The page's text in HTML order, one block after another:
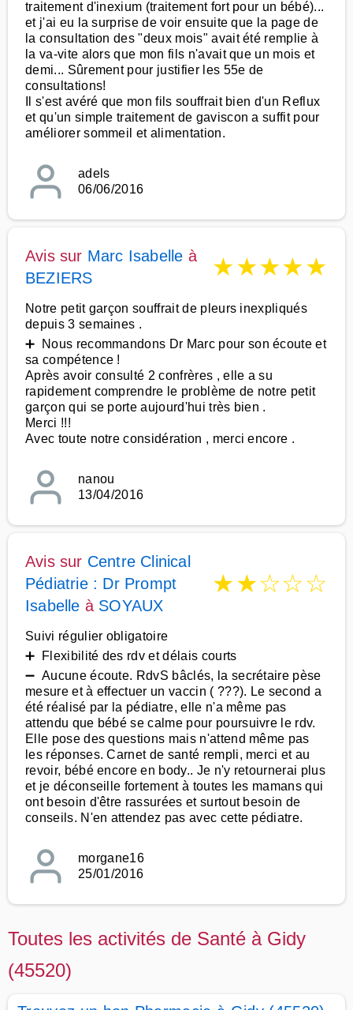
traitement d'inexium (traitement fort pour un bébé)...
et j'ai eu la surprise de voir ensuite que la page de
la consultation des "deux mois" avait été remplie à
la va-vite alors que mon fils n'avait que un mois et
demi... Sûrement pour justifier les 55e de
consultations!
Il s'est avéré que mon fils souffrait bien d'un Reflux
et qu'un simple traitement de gaviscon a suffit pour
améliorer sommeil et alimentation.
adels
06/06/2016
Avis sur Marc Isabelle à
BEZIERS
★★★★★
Notre petit garçon souffrait de pleurs inexpliqués
depuis 3 semaines .
➕ Nous recommandons Dr Marc pour son écoute et
sa compétence !
Après avoir consulté 2 confrères , elle a su
rapidement comprendre le problème de notre petit
garçon qui se porte aujourd'hui très bien .
Merci !!!
Avec toute notre considération , merci encore .
nanou
13/04/2016
Avis sur Centre Clinical
Pédiatrie : Dr Prompt
Isabelle à SOYAUX
★★☆☆☆
Suivi régulier obligatoire
➕ Flexibilité des rdv et délais courts
➖ Aucune écoute. RdvS bâclés, la secrétaire pèse
mesure et à effectuer un vaccin ( ???). Le second a
été réalisé par la pédiatre, elle n'a même pas
attendu que bébé se calme pour poursuivre le rdv.
Elle pose des questions mais n'attend même pas
les réponses. Carnet de santé rempli, merci et au
revoir, bébé encore en body.. Je n'y retournerai plus
et je déconseille fortement à toutes les mamans qui
ont besoin d'être rassurées et surtout besoin de
conseils. N'en attendez pas avec cette pédiatre.
morgane16
25/01/2016
Toutes les activités de Santé à Gidy
(45520)